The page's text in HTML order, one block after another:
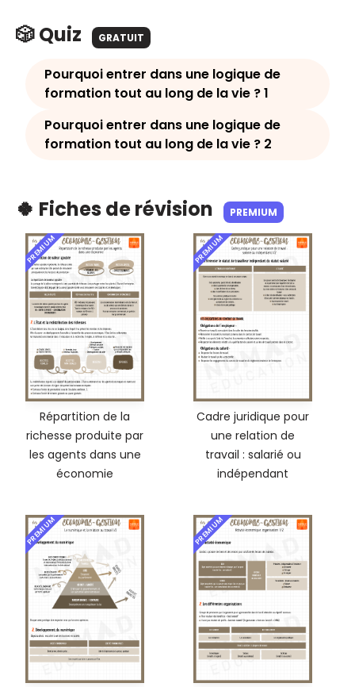
🎲 Quiz GRATUIT
Pourquoi entrer dans une logique de
formation tout au long de la vie ? 1
Pourquoi entrer dans une logique de
formation tout au long de la vie ? 2
🍀 Fiches de révision PREMIUM
PREMIUM
Répartition de la
richesse produite par
les agents dans une
économie
PREMIUM
Cadre juridique pour
une relation de
travail : salarié ou
indépendant
PREMIUM PREMIUM